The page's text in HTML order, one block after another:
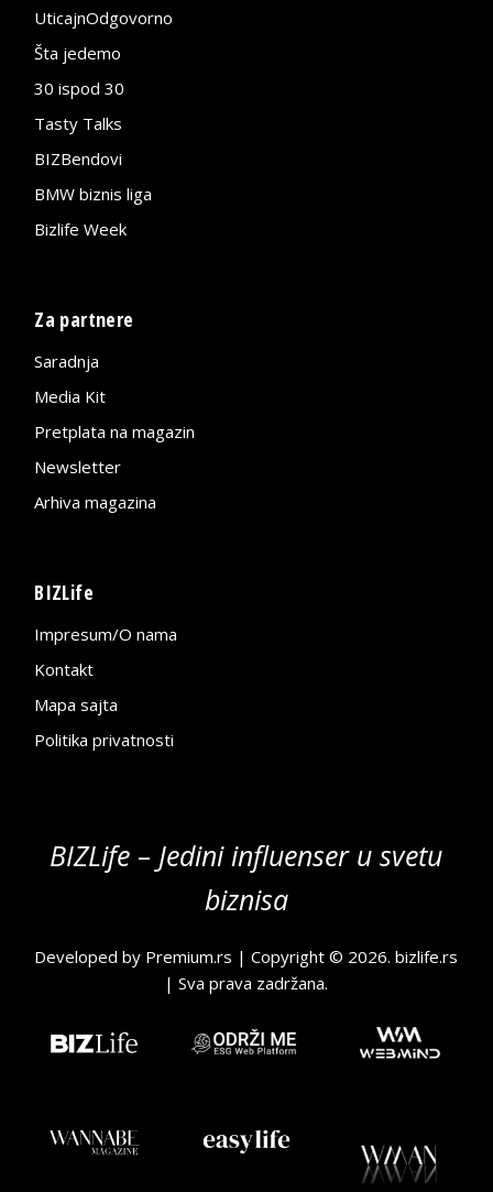
UticajnOdgovorno
Šta jedemo
30 ispod 30
Tasty Talks
BIZBendovi
BMW biznis liga
Bizlife Week
Za partnere
Saradnja
Media Kit
Pretplata na magazin
Newsletter
Arhiva magazina
BIZLife
Impresum/O nama
Kontakt
Mapa sajta
Politika privatnosti
BIZLife – Jedini influenser u svetu
biznisa
Developed by Premium.rs | Copyright © 2026.bizlife.rs
| Sva prava zadržana.